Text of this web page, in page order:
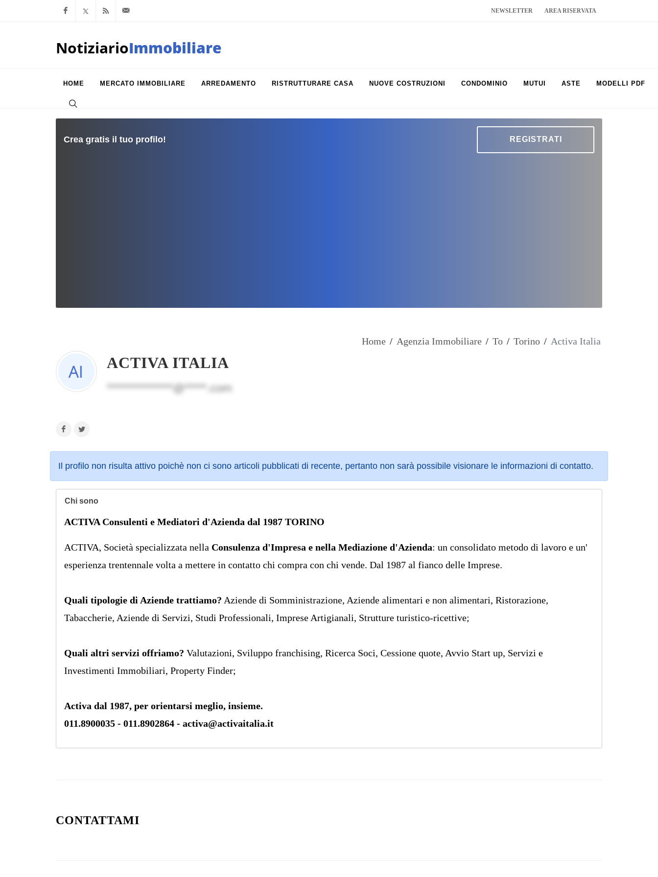
Facebook
x.com Feed RSS NEWSLETTER AREA RISERVATA
NotiziarioImmobiliare
HOME MERCATO IMMOBILIARE ARREDAMENTO RISTRUTTURARE CASA NUOVE COSTRUZIONI CONDOMINIO MUTUI ASTE MODELLI PDF
Crea gratis il tuo profilo! REGISTRATI
Home / Agenzia Immobiliare / To / Torino / Activa Italia
ACTIVA ITALIA
***************@*****.com
Il profilo non risulta attivo poichè non ci sono articoli pubblicati di recente, pertanto non sarà possibile visionare le informazioni di contatto.
Chi sono
ACTIVA Consulenti e Mediatori d'Azienda dal 1987 TORINO
ACTIVA, Società specializzata nella Consulenza d'Impresa e nella Mediazione d'Azienda: un consolidato metodo di lavoro e un'
esperienza trentennale volta a mettere in contatto chi compra con chi vende. Dal 1987 al fianco delle Imprese.
Quali tipologie di Aziende trattiamo? Aziende di Somministrazione, Aziende alimentari e non alimentari, Ristorazione,
Tabaccherie, Aziende di Servizi, Studi Professionali, Imprese Artigianali, Strutture turistico-ricettive;
Quali altri servizi offriamo? Valutazioni, Sviluppo franchising, Ricerca Soci, Cessione quote, Avvio Start up, Servizi e
Investimenti Immobiliari, Property Finder;
Activa dal 1987, per orientarsi meglio, insieme.
011.8900035 - 011.8902864 - activa@activaitalia.it
CONTATTAMI